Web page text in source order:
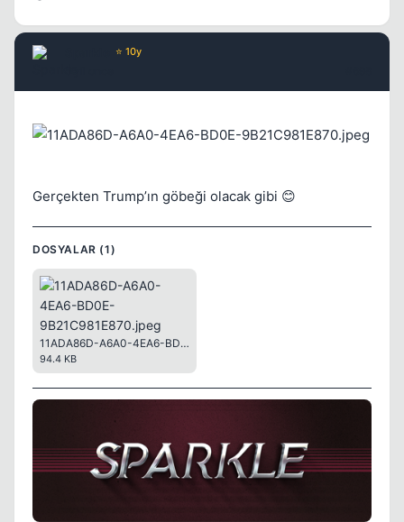
⭐ 10y
Gerçekten Trump’ın göbeği olacak gibi 😊
DOSYALAR (1)
11ADA86D-A6A0-4EA6-BD0E-9B21C981E870.jpeg
94.4 KB